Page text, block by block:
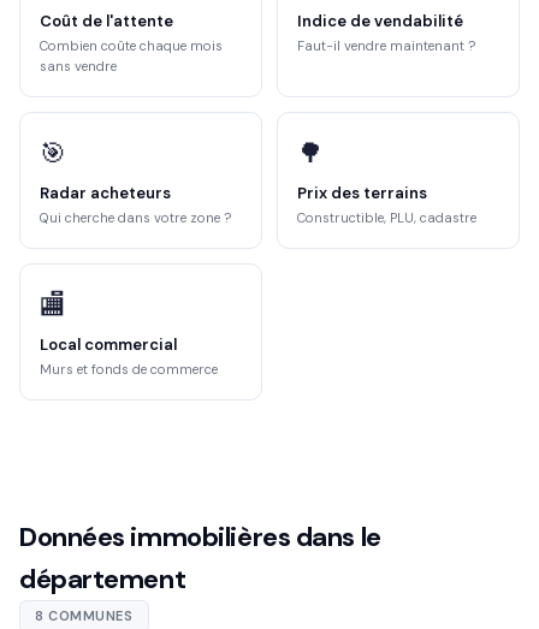
Coût de l'attente
Combien coûte chaque mois
sans vendre
Indice de vendabilité
Faut-il vendre maintenant ?
🎯
Radar acheteurs
Qui cherche dans votre zone ?
🌳
Prix des terrains
Constructible, PLU, cadastre
🏬
Local commercial
Murs et fonds de commerce
Données immobilières dans le
département
8 COMMUNES